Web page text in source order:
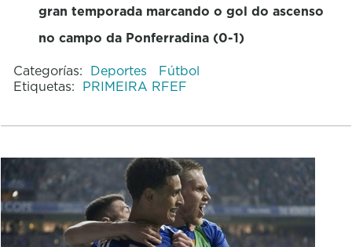
gran temporada marcando o gol do ascenso
no campo da Ponferradina (0-1)
Categorías: Deportes
Fútbol
Etiquetas: PRIMEIRA RFEF